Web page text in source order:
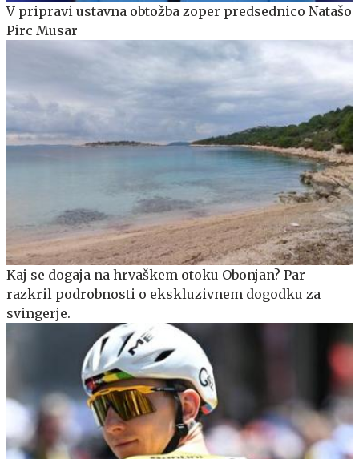
V pripravi ustavna obtožba zoper predsednico Natašo
Pirc Musar
Kaj se dogaja na hrvaškem otoku Obonjan? Par
razkril podrobnosti o ekskluzivnem dogodku za
svingerje.